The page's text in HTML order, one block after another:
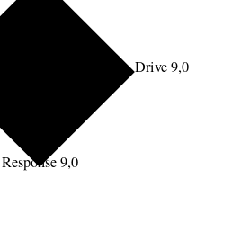
Drive 9,0
Response 9,0